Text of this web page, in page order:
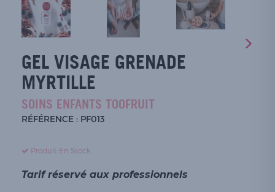
GEL VISAGE GRENADE
MYRTILLE
SOINS ENFANTS TOOFRUIT
RÉFÉRENCE : PF013
Produit En Stock
Tarif réservé aux professionnels